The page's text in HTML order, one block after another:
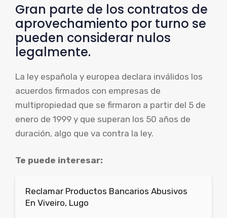
Gran parte de los contratos de
aprovechamiento por turno se
pueden considerar nulos
legalmente.
La ley española y europea declara inválidos los
acuerdos firmados con empresas de
multipropiedad que se firmaron a partir del 5 de
enero de 1999 y que superan los 50 años de
duración, algo que va contra la ley.
Te puede interesar:
Reclamar Productos Bancarios Abusivos
En Viveiro, Lugo